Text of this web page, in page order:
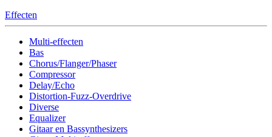
Effecten
Multi-effecten
Bas
Chorus/Flanger/Phaser
Compressor
Delay/Echo
Distortion-Fuzz-Overdrive
Diverse
Equalizer
Gitaar en Bassynthesizers